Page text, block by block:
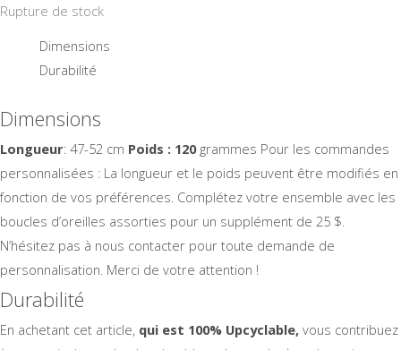
Rupture de stock
Dimensions
Durabilité
Dimensions
Longueur: 47-52 cm Poids : 120 grammes Pour les commandes
personnalisées : La longueur et le poids peuvent être modifiés en
fonction de vos préférences. Complétez votre ensemble avec les
boucles d’oreilles assorties pour un supplément de 25 $.
N’hésitez pas à nous contacter pour toute demande de
personnalisation. Merci de votre attention !
Durabilité
En achetant cet article, qui est 100% Upcyclable, vous contribuez